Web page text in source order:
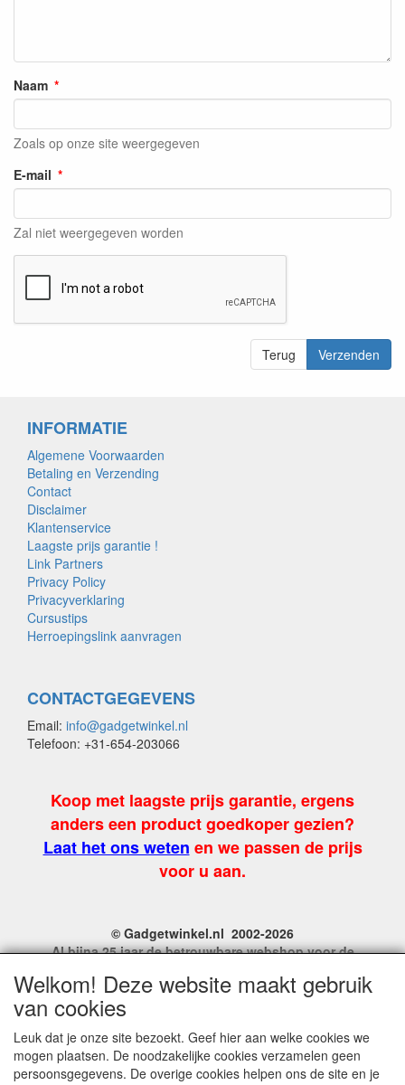
Naam
Zoals op onze site weergegeven
E-mail
Zal niet weergegeven worden
Terug Verzenden
INFORMATIE
Algemene Voorwaarden
Betaling en Verzending
Contact
Disclaimer
Klantenservice
Laagste prijs garantie !
Link Partners
Privacy Policy
Privacyverklaring
Cursustips
Herroepingslink aanvragen
CONTACTGEGEVENS
Email: info@gadgetwinkel.nl
Telefoon: +31-654-203066
Koop met laagste prijs garantie, ergens
anders een product goedkoper gezien?
Laat het ons weten en we passen de prijs
voor u aan.
© Gadgetwinkel.nl 2002-2026
Al bijna 25 jaar de betrouwbare webshop voor de
Site Name, Ownership and Design Copyright by
another website, or otherwise copied or reproduced without
our explicit written permission.
For more information on this site please contact:
Welkom! Deze website maakt gebruik
van cookies
Leuk dat je onze site bezoekt. Geef hier aan welke cookies we
mogen plaatsen. De noodzakelijke cookies verzamelen geen
persoonsgegevens. De overige cookies helpen ons de site en je